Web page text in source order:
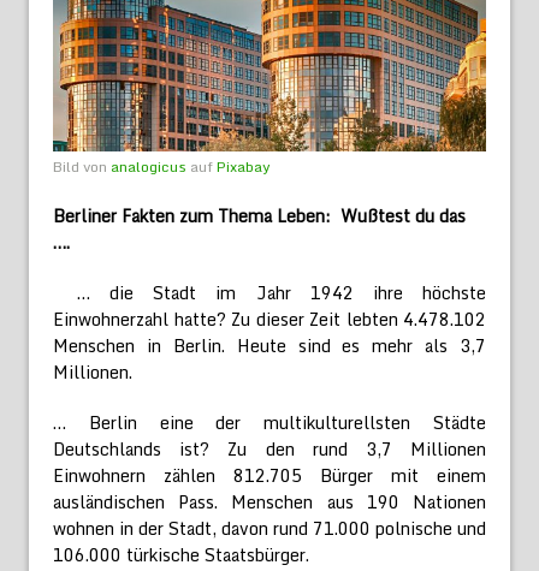
Bild von analogicus aufPixabay
Berliner Fakten zum Thema Leben: Wußtest du das
….
… die Stadt im Jahr 1942 ihre höchste
Einwohnerzahl hatte? Zu dieser Zeit lebten 4.478.102
Menschen in Berlin. Heute sind es mehr als 3,7
Millionen.
… Berlin eine der multikulturellsten Städte
Deutschlands ist? Zu den rund 3,7 Millionen
Einwohnern zählen 812.705 Bürger mit einem
ausländischen Pass. Menschen aus 190 Nationen
wohnen in der Stadt, davon rund 71.000 polnische und
106.000 türkische Staatsbürger.